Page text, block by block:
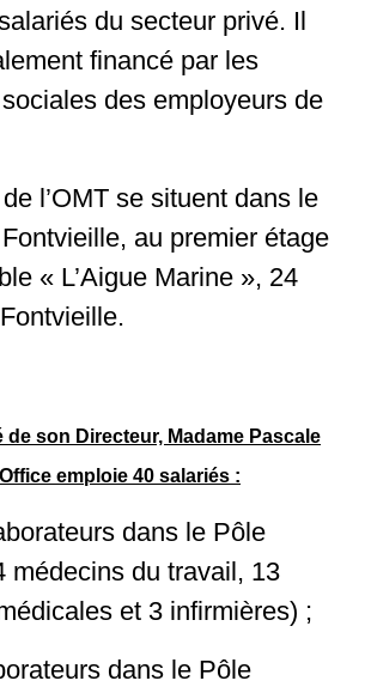
du secteur privé. Il
financé par les
des employeurs de
l’OMT se situent dans le
au premier étage
« L’Aigue Marine », 24
de son Directeur, Madame Pascale
emploie 40 salariés :
dans le Pôle
médecins du travail, 13
et 3 infirmières) ;
dans le Pôle